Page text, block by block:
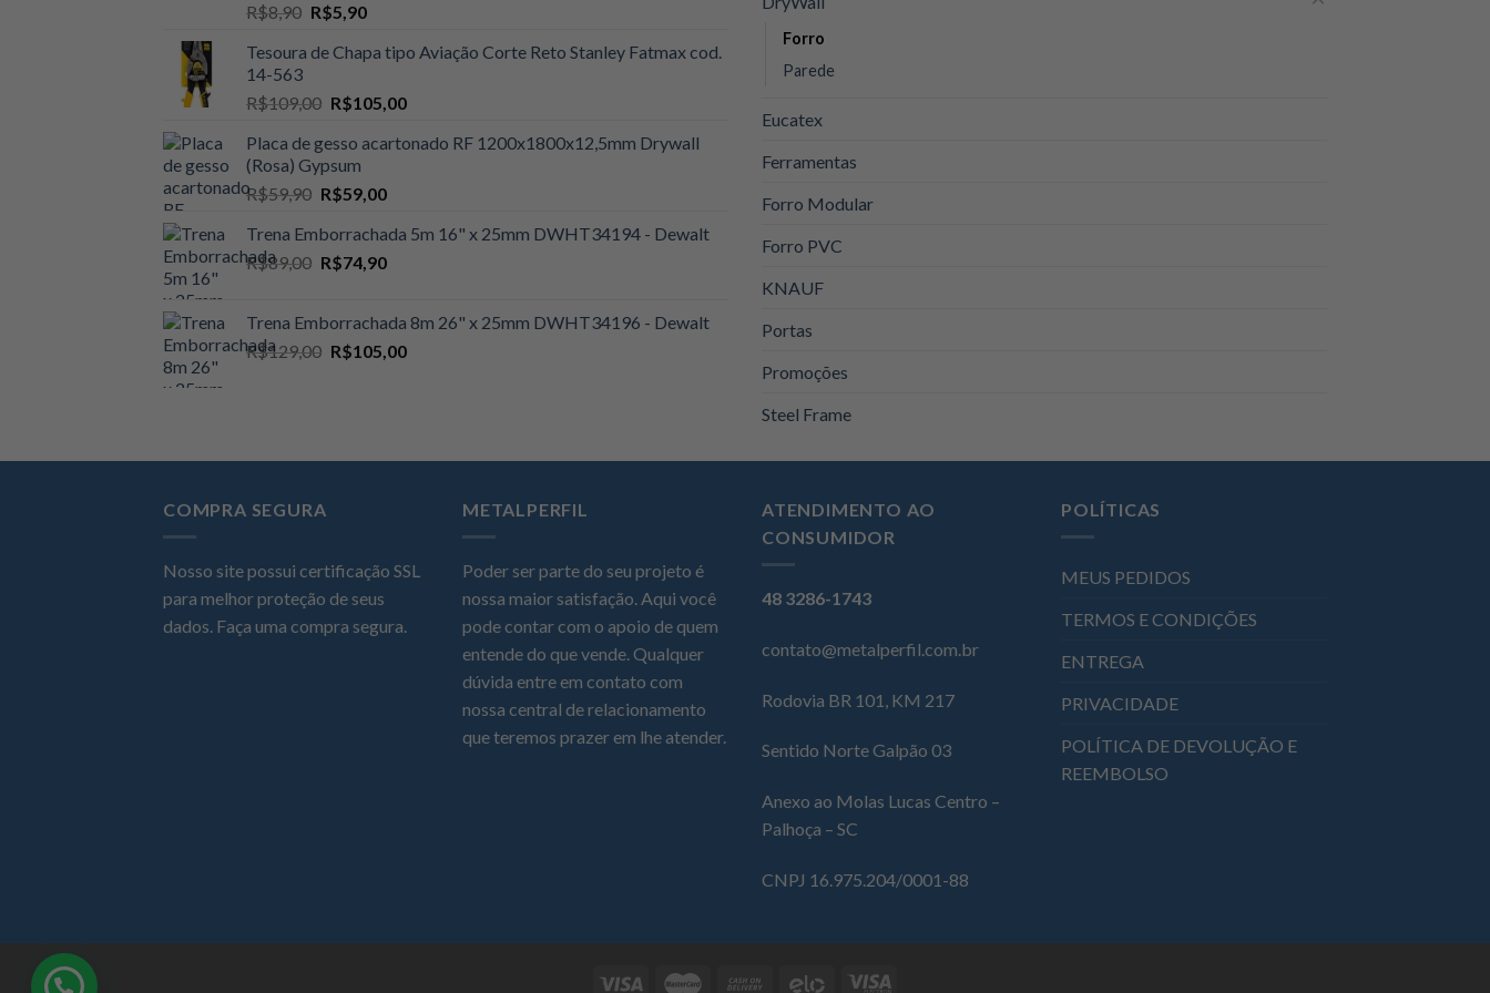
R$8,90 O
original
R$8,90.
R$5,90O
atual
R$5,90.
Tesoura de Chapa tipo Aviação Corte Reto Stanley Fatmax cod.
14-563
R$109,00 O
original
era:
R$109,00.
R$105,00O
atual
Placa de gesso acartonado RF 1200x1800x12,5mm Drywall
(Rosa) Gypsum
R$59,90 O
original
era:
R$59,00O
atual
é:
Trena Emborrachada 5m 16" x 25mm DWHT34194 - Dewalt
R$89,00 O
era:
R$89,00.
R$74,90O
é:
R$74,90.
Trena Emborrachada 8m 26" x 25mm DWHT34196 - Dewalt
R$129,00 O
R$105,00O
Forro
Parede
Eucatex
Ferramentas
Forro Modular
Forro PVC
KNAUF
Portas
Promoções
Steel Frame
COMPRA SEGURA
Nosso site possui certificação SSL
para melhor proteção de seus
dados. Faça uma compra segura.
METALPERFIL
Poder ser parte do seu projeto é
nossa maior satisfação. Aqui você
pode contar com o apoio de quem
entende do que vende. Qualquer
dúvida entre em contato com
nossa central de relacionamento
que teremos prazer em lhe atender.
ATENDIMENTO AO
CONSUMIDOR
48 3286-1743
contato@metalperfil.com.br
Rodovia BR 101, KM 217
Sentido Norte Galpão 03
Anexo ao Molas Lucas Centro –
Palhoça – SC
CNPJ 16.975.204/0001-88
POLÍTICAS
MEUS PEDIDOS
TERMOS E CONDIÇÕES
ENTREGA
PRIVACIDADE
POLÍTICA DE DEVOLUÇÃO E
REEMBOLSO